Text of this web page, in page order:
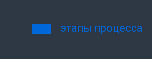
этапы процесса